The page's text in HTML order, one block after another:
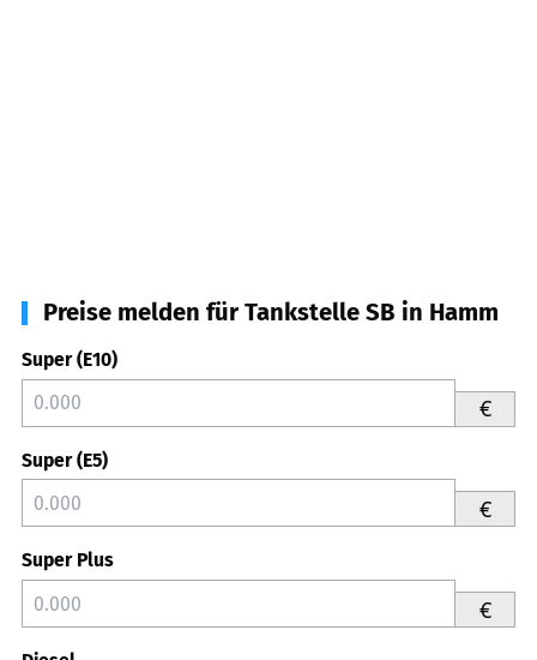
Preise melden für Tankstelle SB in Hamm
Super (E10)
€
Super (E5)
€
Super Plus
€